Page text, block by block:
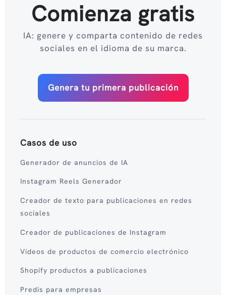
Comienza gratis
IA: genere y comparta contenido de redes
sociales en el idioma de su marca.
Genera tu primera publicación
Casos de uso
Generador de anuncios de IA
Instagram Reels Generador
Creador de texto para publicaciones en redes
sociales
Creador de publicaciones de Instagram
Vídeos de productos de comercio electrónico
Shopify productos a publicaciones
Predis para empresas